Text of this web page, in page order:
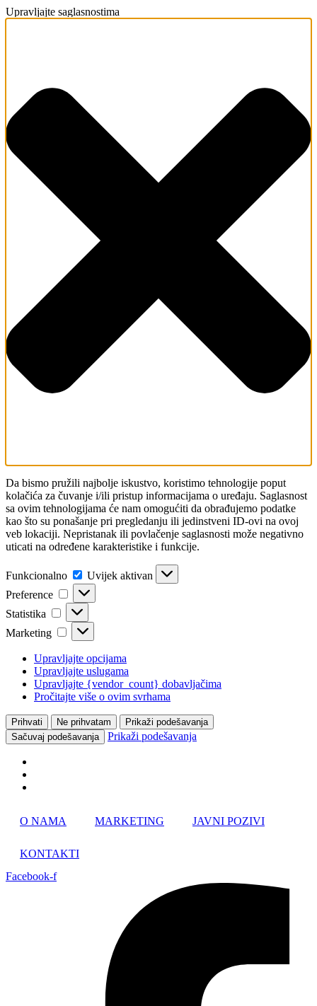
Upravljajte saglasnostima
Da bismo pružili najbolje iskustvo, koristimo tehnologije poput
kolačića za čuvanje i/ili pristup informacijama o uređaju. Saglasnost
sa ovim tehnologijama će nam omogućiti da obrađujemo podatke
kao što su ponašanje pri pregledanju ili jedinstveni ID-ovi na ovoj
veb lokaciji. Nepristanak ili povlačenje saglasnosti može negativno
uticati na određene karakteristike i funkcije.
Funkcionalno Funkcionalno
Uvijek aktivan
Preference
Preference
Statistika Statistika
Marketing Marketing
Upravljajte opcijama
Upravljajte uslugama
Upravljajte {vendor_count} dobavljačima
Pročitajte više o ovim svrhama
Prihvati Ne prihvatam
Prikaži podešavanja
Sačuvaj podešavanja
Prikaži podešavanja
O NAMA MARKETING JAVNI POZIVI
KONTAKTI
Facebook-f